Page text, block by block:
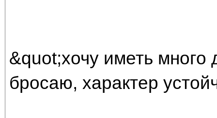
&quot;хочу иметь много
бросаю, характер